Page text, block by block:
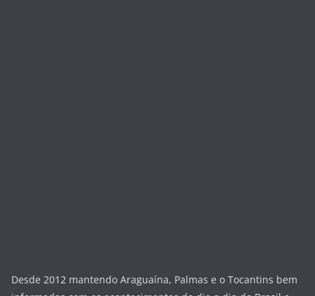
Desde 2012 mantendo Araguaína, Palmas e o Tocantins bem